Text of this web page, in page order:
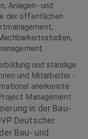
Anlagen- und
der öffentlichen
und ständige
und Mitarbeiter -
anerkannte
Management
in der Bau-
Deutscher
Bau- und